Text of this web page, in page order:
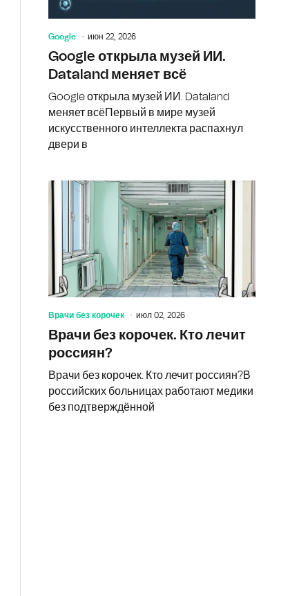
Google июн 22, 2026
Google открыла музей ИИ.
Dataland меняет всё
Google открыла музей ИИ. Dataland
меняет всёПервый в мире музей
искусственного интеллекта распахнул
двери в
Врачи без корочек июл 02, 2026
Врачи без корочек. Кто лечит
россиян?
Врачи без корочек. Кто лечит россиян?В
российских больницах работают медики
без подтверждённой